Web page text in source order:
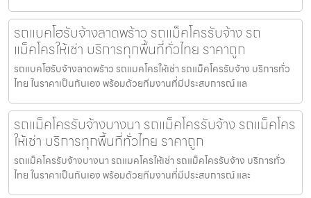
รถแบคโฮรับจ้างลาดพร้าว รถแม็คโครรับจ้าง รถ
แม็คโครให้เช่า บริการทุกพื้นที่ทั่วไทย ราคาถูก
รถแบคโฮรับจ้างลาดพร้าว รถแมคโครให้เช่า รถแม็คโครรับจ้าง บริการทั่ว
ไทย ในราคาเป็นกันเอง พร้อมด้วยทีมงานที่มีประสบการณ์ แล
รถแม็คโครรับจ้างบางนา รถแม็คโครรับจ้าง รถแม็คโคร
ให้เช่า บริการทุกพื้นที่ทั่วไทย ราคาถูก
รถแม็คโครรับจ้างบางนา รถแมคโครให้เช่า รถแม็คโครรับจ้าง บริการทั่ว
ไทย ในราคาเป็นกันเอง พร้อมด้วยทีมงานที่มีประสบการณ์ และ